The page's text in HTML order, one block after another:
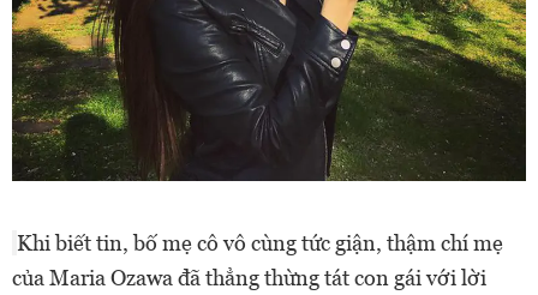
Khi biết tin, bố mẹ cô vô cùng tức giận, thậm chí mẹ
của Maria Ozawa đã thẳng thừng tát con gái với lời